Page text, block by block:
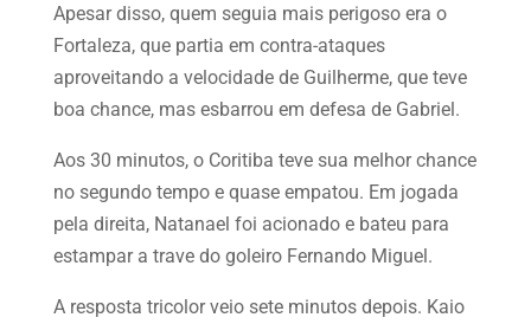
Apesar disso, quem seguia mais perigoso era o
Fortaleza, que partia em contra-ataques
aproveitando a velocidade de Guilherme, que teve
boa chance, mas esbarrou em defesa de Gabriel.
Aos 30 minutos, o Coritiba teve sua melhor chance
no segundo tempo e quase empatou. Em jogada
pela direita, Natanael foi acionado e bateu para
estampar a trave do goleiro Fernando Miguel.
A resposta tricolor veio sete minutos depois. Kaio